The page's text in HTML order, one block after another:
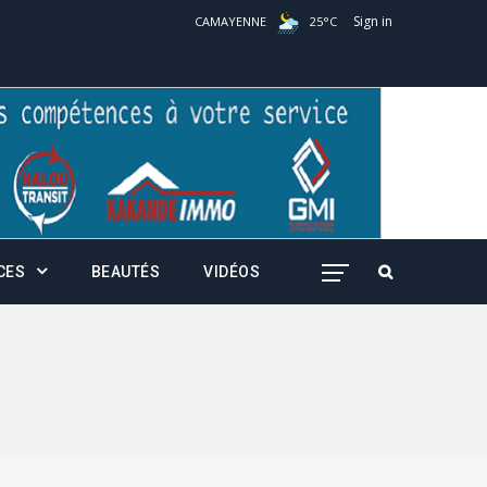
CAMAYENNE 25°C Sign in
BEAUTÉS VIDÉOS